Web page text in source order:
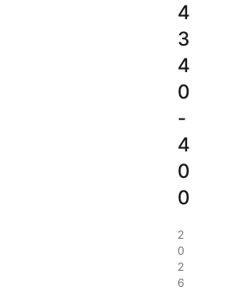
4
3
4
0
-
4
0
0
2
0
2
6